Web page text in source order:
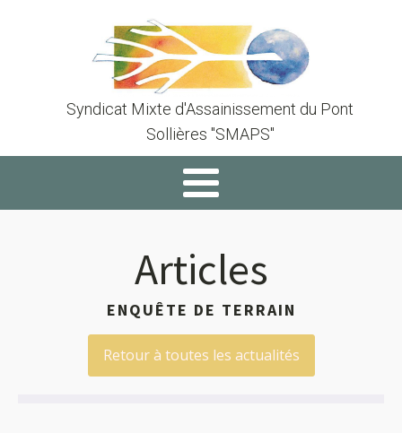
Syndicat Mixte d'Assainissement du Pont
Sollières "SMAPS"
Articles
ENQUÊTE DE TERRAIN
Retour à toutes les actualités